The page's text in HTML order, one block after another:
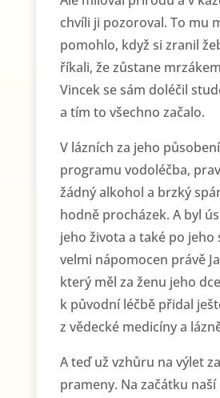
chvíli ji pozoroval. To mu
pomohlo, když si zranil
říkali, že zůstane
Vincek se sám doléčil
a tím to všechno začalo.
V lázních za jeho
programu vodoléčba,
žádný alkohol a brzký
hodně procházek. A byl
jeho života a také po
velmi nápomocen právě
který měl za ženu jeho
k původní léčbě přidal
z vědecké medicíny a
A teď už vzhůru na výlet
prameny. Na začátku naší